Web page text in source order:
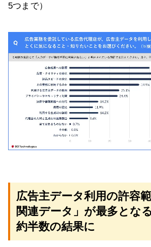
5つまで）
広告主データ利用の許容
関連データ」が最多とな
約半数の結果に